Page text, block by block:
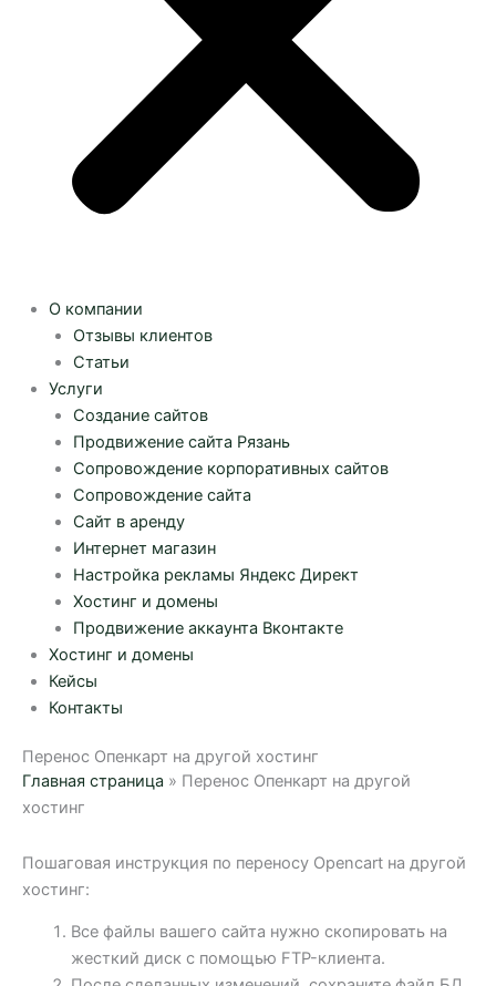
О компании
Отзывы клиентов
Статьи
Услуги
Создание сайтов
Продвижение сайта Рязань
Сопровождение корпоративных сайтов
Сопровождение сайта
Сайт в аренду
Интернет магазин
Настройка рекламы Яндекс Директ
Хостинг и домены
Продвижение аккаунта Вконтакте
Хостинг и домены
Кейсы
Контакты
Перенос Опенкарт на другой хостинг
Главная страница » Перенос Опенкарт на другой
хостинг
Пошаговая инструкция по переносу Opencart на другой
хостинг:
Все файлы вашего сайта нужно скопировать на
жесткий диск с помощью FTP-клиента.